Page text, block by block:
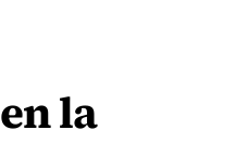
la